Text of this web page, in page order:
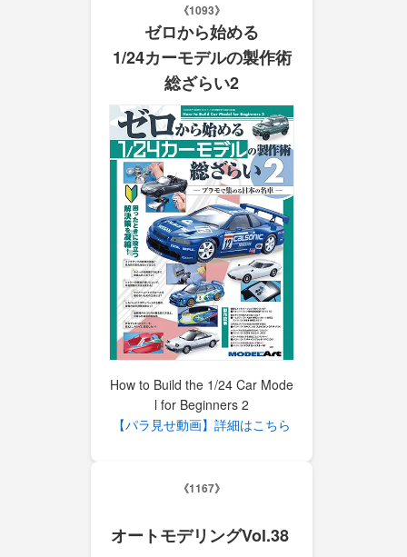
《1093》
ゼロから始める
1/24カーモデルの製作術
総ざらい2
How to Build the 1/24 Car Mode
l for Beginners 2
【パラ見せ動画】詳細はこちら
《1167》
オートモデリングVol.38